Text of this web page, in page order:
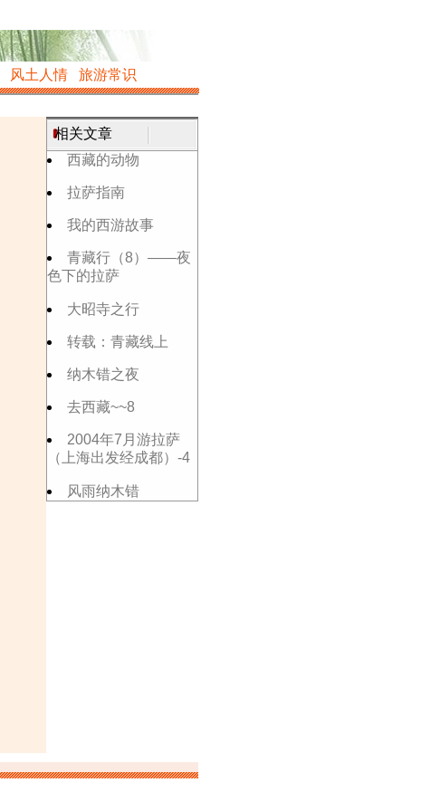
风土人情
旅游常识
相关文章
西藏的动物
拉萨指南
我的西游故事
青藏行（8）——夜
色下的拉萨
大昭寺之行
转载：青藏线上
纳木错之夜
去西藏~~8
2004年7月游拉萨
（上海出发经成都）-4
风雨纳木错